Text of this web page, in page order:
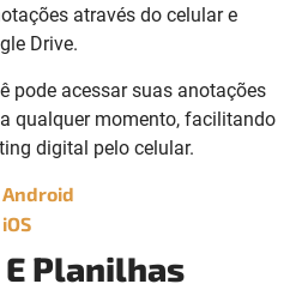
através do celular e
Drive.
pode acessar suas anotações
qualquer momento, facilitando
digital pelo celular.
Android
Planilhas